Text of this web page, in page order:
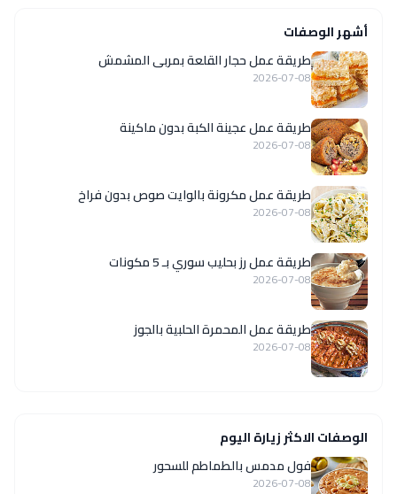
أشهر الوصفات
طريقة عمل حجار القلعة بمربى المشمش
2026-07-08
طريقة عمل عجينة الكبة بدون ماكينة
2026-07-08
طريقة عمل مكرونة بالوايت صوص بدون فراخ
2026-07-08
طريقة عمل رز بحليب سوري بـ 5 مكونات
2026-07-08
طريقة عمل المحمرة الحلبية بالجوز
2026-07-08
الوصفات الاكثر زيارة اليوم
فول مدمس بالطماطم للسحور
2026-07-08